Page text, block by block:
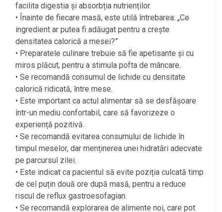
facilita digestia și absorbția nutrienților.
• Înainte de fiecare masă, este utilă întrebarea: „Ce
ingredient ar putea fi adăugat pentru a crește
densitatea calorică a mesei?”
• Preparatele culinare trebuie să fie apetisante și cu
miros plăcut, pentru a stimula pofta de mâncare.
• Se recomandă consumul de lichide cu densitate
calorică ridicată, între mese.
• Este important ca actul alimentar să se desfășoare
într-un mediu confortabil, care să favorizeze o
experiență pozitivă.
• Se recomandă evitarea consumului de lichide în
timpul meselor, dar menținerea unei hidratări adecvate
pe parcursul zilei.
• Este indicat ca pacientul să evite poziția culcată timp
de cel puțin două ore după masă, pentru a reduce
riscul de reflux gastroesofagian.
• Se recomandă explorarea de alimente noi, care pot